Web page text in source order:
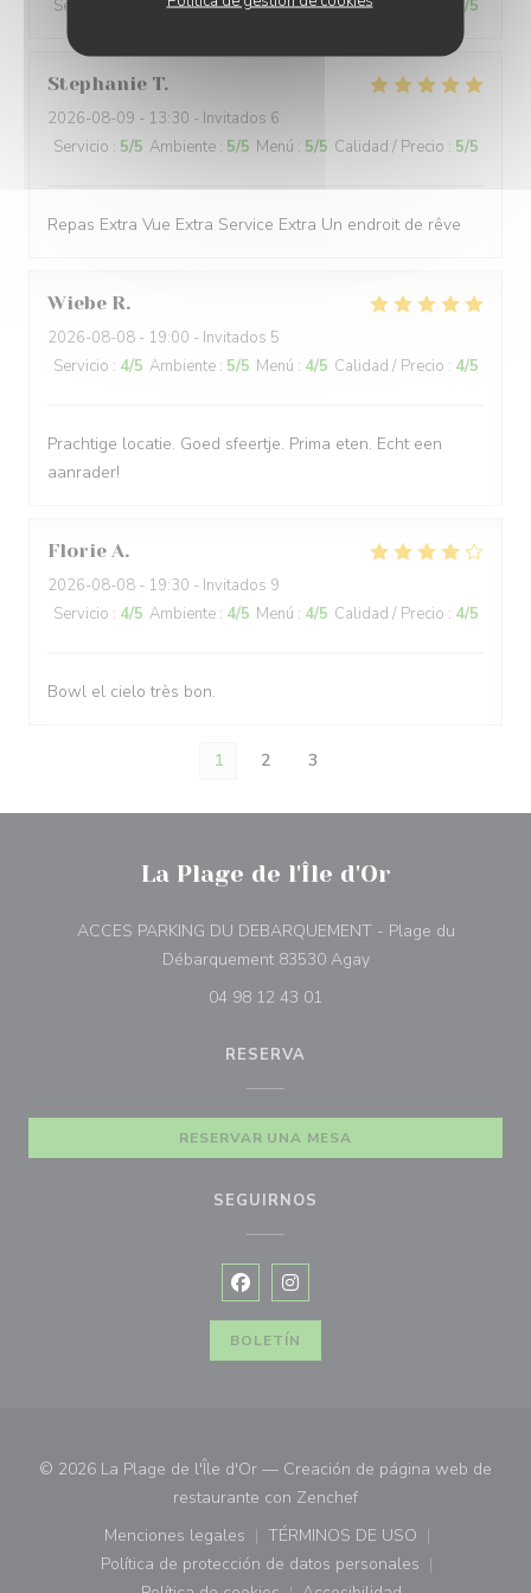
Servicio
Ambiente:5/5 Menú:5/5 Calidad / Precio 4/5
Stephanie T
2026-08-09 - 13:30 - Invitados 6
Servicio : 5/5 Ambiente : 5/5 Menú : 5/5 Calidad / Precio : 5/5
Repas Extra Vue Extra Service Extra Un endroit de rêve
Wiebe R
2026-08-08 - 19:00 - Invitados 5
Servicio : 4/5 Ambiente : 5/5 Menú : 4/5 Calidad / Precio : 4/5
Prachtige locatie. Goed sfeertje. Prima eten. Echt een
aanrader!
Florie A
2026-08-08 - 19:30 - Invitados 9
Servicio : 4/5 Ambiente : 4/5 Menú : 4/5 Calidad / Precio : 4/5
Bowl el cielo très bon.
1 2 3
La Plage de l'Île d'Or
ACCES PARKING DU DEBARQUEMENT - Plage du
Débarquement 83530 Agay((abre en una nueva
04 98 12 43 01
RESERVA
RESERVAR UNA MESA
SEGUIRNOS
Facebook ((abre en una nueva
Instagram ((abre en una
BOLETÍN
© 2026 La Plage de l'Île d'Or — Creación de página web de
restaurante con Zenchef((abre en una nueva
Menciones legales
((abre en una nueva ventana))
TÉRMINOS DE USO
((abre en una nueva
Política de protección de datos personales
((abre en una nueva ventana))